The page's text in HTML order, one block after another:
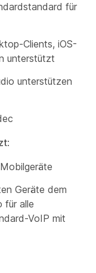
für
Clients, iOS-
unterstützt
unterstützen
:
Geräte dem
für alle
VoIP mit